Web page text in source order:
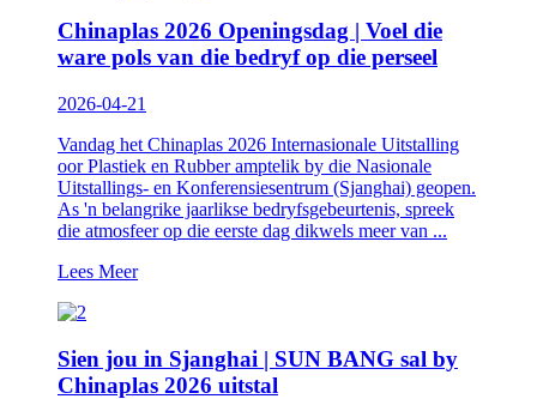
Chinaplas 2026 Openingsdag | Voel die
ware pols van die bedryf op die perseel
2026-04-21
Vandag het Chinaplas 2026 Internasionale Uitstalling
oor Plastiek en Rubber amptelik by die Nasionale
Uitstallings- en Konferensiesentrum (Sjanghai) geopen.
As 'n belangrike jaarlikse bedryfsgebeurtenis, spreek
die atmosfeer op die eerste dag dikwels meer van ...
Lees Meer
Sien jou in Sjanghai | SUN BANG sal by
Chinaplas 2026 uitstal